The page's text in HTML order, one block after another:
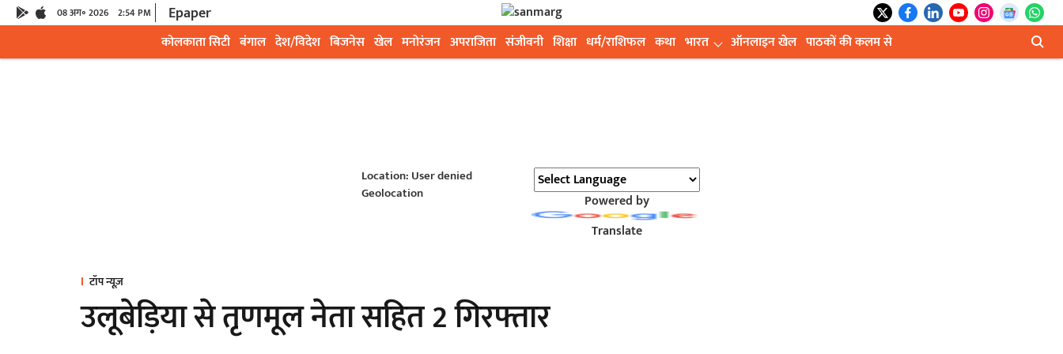
08 अग॰ 2026 2:54 PM Epaper
कोलकाता सिटी बंगाल देश/विदेश बिजनेस खेल मनोरंजन अपराजिता संजीवनी शिक्षा धर्म/राशिफल कथा भारत ऑनलाइन खेल पाठकों की कलम से
Location: User denied
Geolocation
Powered by
Translate
टॉप न्यूज़
उलूबेड़िया से तृणमूल नेता सहित 2 गिरफ्तार